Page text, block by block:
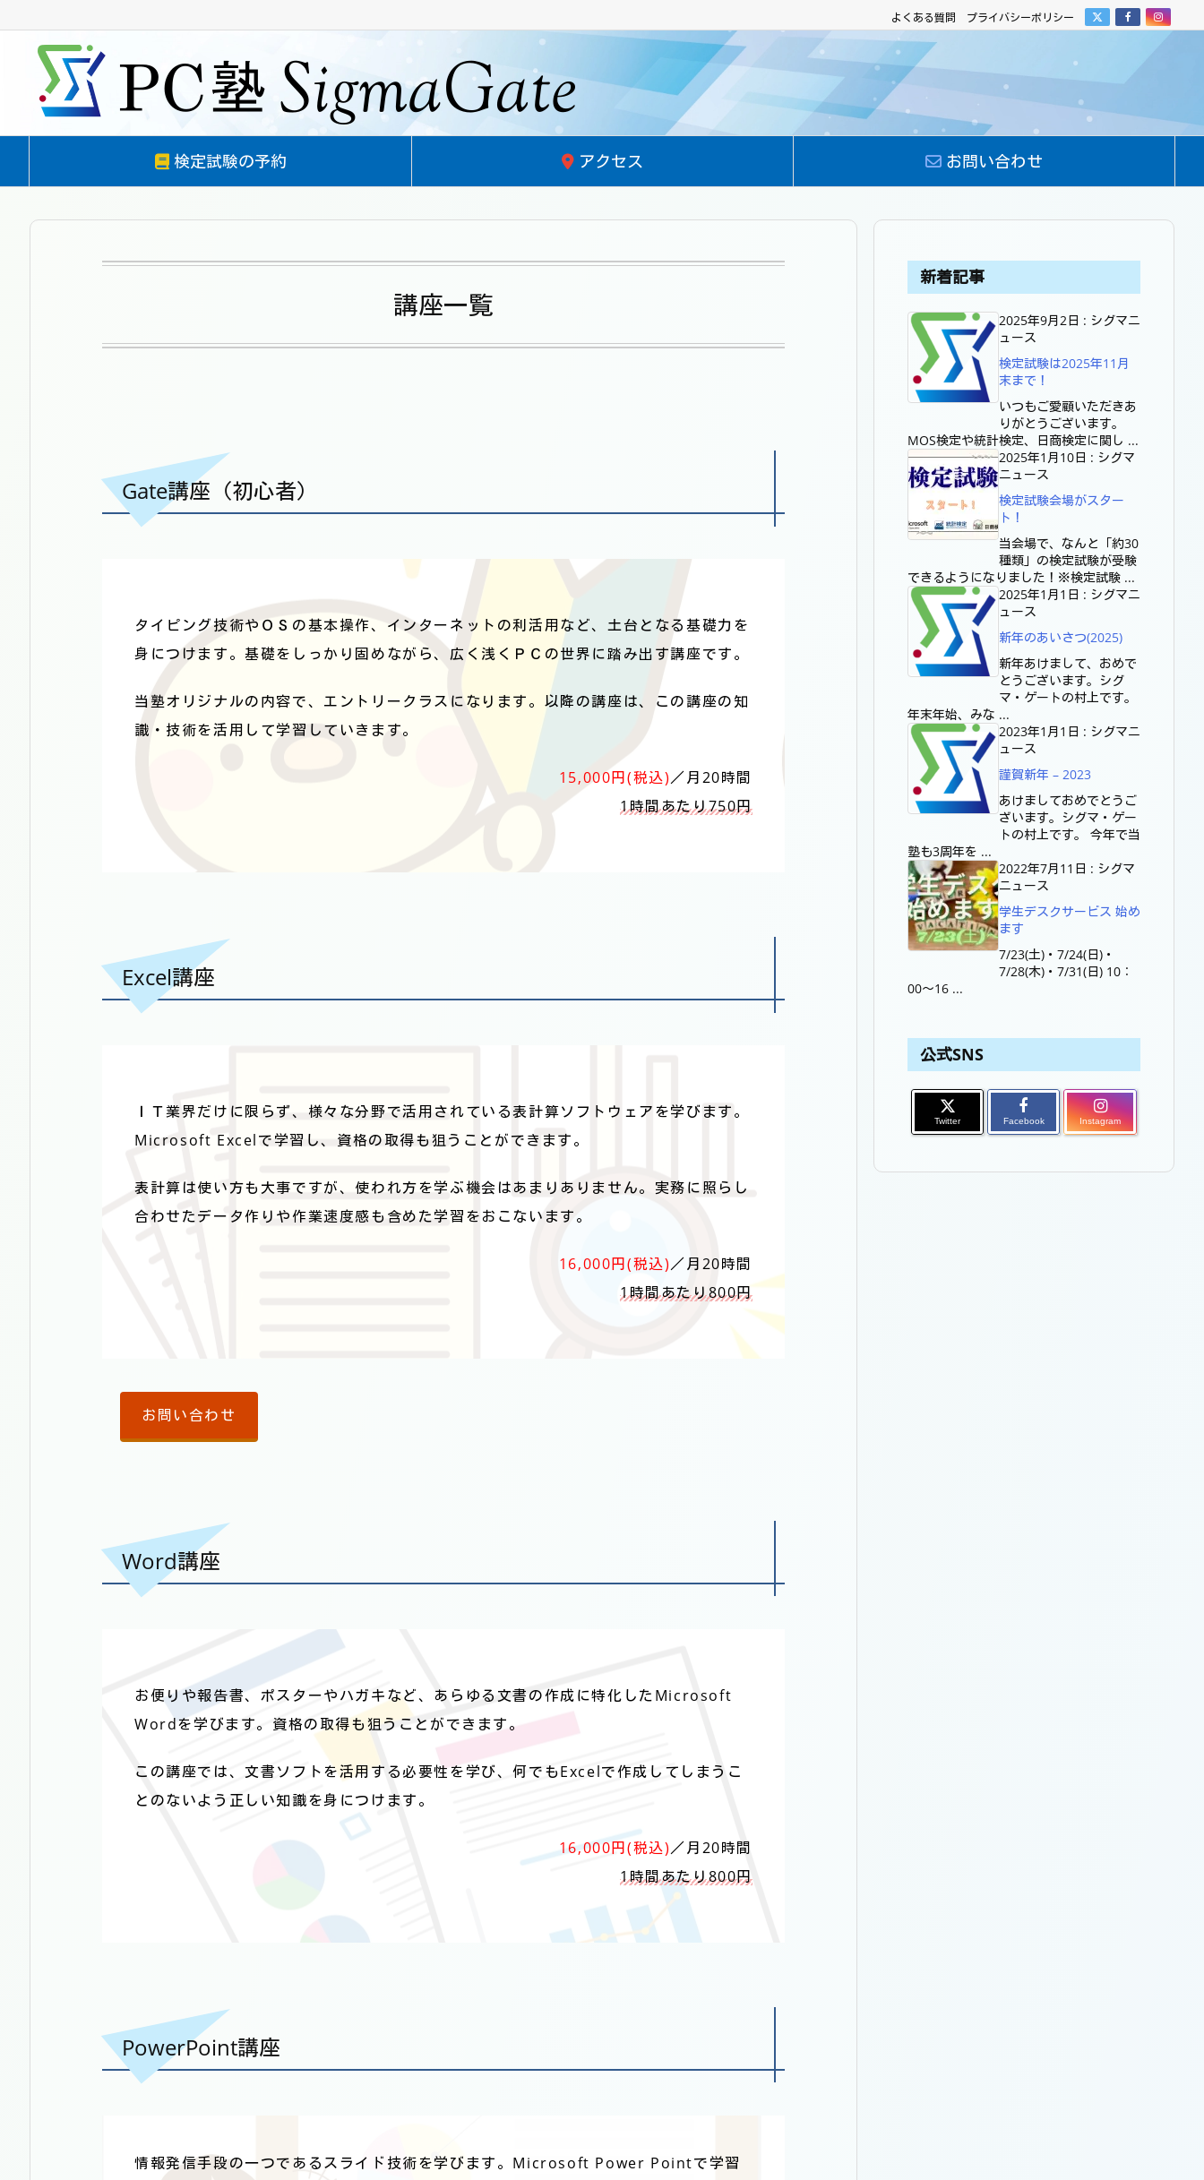
検定試験の予約 アクセス お問い合わせ
よくある質問 プライバシーポリシー
講座一覧
Gate講座（初心者）
タイピング技術やＯＳの基本操作、インターネットの利活用など、土台となる基礎力を
身につけます。基礎をしっかり固めながら、広く浅くＰＣの世界に踏み出す講座です。
当塾オリジナルの内容で、エントリークラスになります。以降の講座は、この講座の知
識・技術を活用して学習していきます。
15,000円(税込)／月20時間
1時間あたり750円
Excel講座
ＩＴ業界だけに限らず、様々な分野で活用されている表計算ソフトウェアを学びます。
Microsoft Excelで学習し、資格の取得も狙うことができます。
表計算は使い方も大事ですが、使われ方を学ぶ機会はあまりありません。実務に照らし
合わせたデータ作りや作業速度感も含めた学習をおこないます。
16,000円(税込)／月20時間
1時間あたり800円
お問い合わせ
Word講座
お便りや報告書、ポスターやハガキなど、あらゆる文書の作成に特化したMicrosoft
Wordを学びます。資格の取得も狙うことができます。
この講座では、文書ソフトを活用する必要性を学び、何でもExcelで作成してしまうこ
とのないよう正しい知識を身につけます。
16,000円(税込)／月20時間
1時間あたり800円
PowerPoint講座
情報発信手段の一つであるスライド技術を学びます。Microsoft Power Pointで学習
新着記事
2025年9月2日 : シグマニ
ュース
検定試験は2025年11月
末まで！
いつもご愛顧いただきあ
りがとうございます。
MOS検定や統計検定、日商検定に関し ...
2025年1月10日 : シグマ
ニュース
検定試験会場がスター
ト！
当会場で、なんと「約30
種類」の検定試験が受験
できるようになりました！※検定試験 ...
2025年1月1日 : シグマニ
ュース
新年のあいさつ(2025)
新年あけまして、おめで
とうございます。シグ
マ・ゲートの村上です。
年末年始、みな ...
2023年1月1日 : シグマニ
ュース
謹賀新年 – 2023
あけましておめでとうご
ざいます。シグマ・ゲー
トの村上です。 今年で当
塾も3周年を ...
2022年7月11日 : シグマ
ニュース
学生デスクサービス 始め
ます
7/23(土)・7/24(日)・
7/28(木)・7/31(日) 10：
00～16 ...
公式SNS
Twitter Facebook Instagram